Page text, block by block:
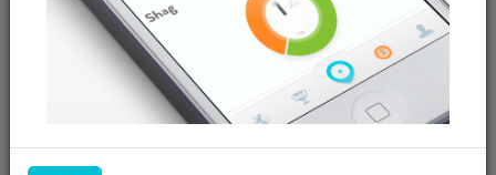
فرم درخواست خدمات تعمیرات
فرم درخواست دستگاه ریفربیشد
فرم ثبت نام درخواست همکاری
تماس با ما